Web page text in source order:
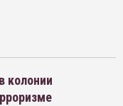
колонии